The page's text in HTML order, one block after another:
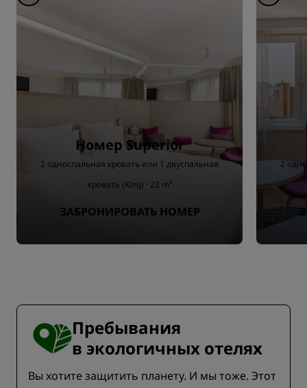
Номер Superior
2 односпальная кровать или 1 двуспальная
кровать (King) · 22 m²
ЗАБРОНИРОВАТЬ НОМЕР
2
Пребывания
в экологичных отелях
Вы хотите защитить планету. И мы тоже. Этот